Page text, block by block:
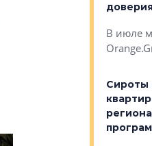
помогает»
В июле
Сироты